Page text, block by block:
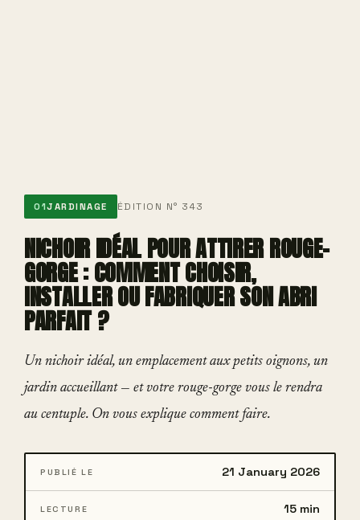
01JARDINAGE ÉDITION N° 343
NICHOIR IDÉAL POUR ATTIRER ROUGE-
GORGE : COMMENT CHOISIR,
INSTALLER OU FABRIQUER SON ABRI
PARFAIT ?
Un nichoir idéal, un emplacement aux petits oignons, un
jardin accueillant — et votre rouge-gorge vous le rendra
au centuple. On vous explique comment faire.
PUBLIÉ LE 21 January 2026
LECTURE 15 min